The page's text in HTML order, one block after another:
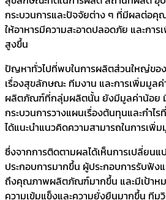
กระบวนการและปัจจัยต่าง ๆ ที่มีผลต่อ
ให้อาหารมีความสะอาดปลอดภัย และกา
สูงขึ้น
ปัญหาทั่วไปที่พบในการผลิตส่วนใหญ่ขอ
เรื่องสุขลักษณะ ทีมงาน และการเพิ่มมูล
ผลิตภัณฑ์ที่กลุ่มผลิตนั้น ยังมีมูลค่าน้อย
กระบวนการวางแผนเรื่องต้นทุนและกำไ
ได้แนะนำแนวคิดความสามารถในการเ
ซึ่งจากการติดตามผลได้เห็นการเปลี่ยน
ประกอบการมากขึ้น ผู้ประกอบการรับฟัง
ถึงคุณภาพผลิตภัณฑ์มากขึ้น และมีเป้าห
ความเข้มแข็งและความยั่งยืนมากขึ้น ทีม